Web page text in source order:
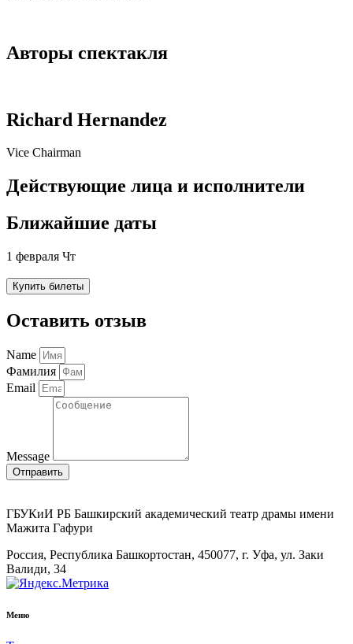
Авторы спектакля
Richard Hernandez
Vice Chairman
Действующие лица и исполнители
Ближайшие даты
1 февраля Чт
Купить билеты
Оставить отзыв
Name
Фамилия
Email
Message
Отправить
ГБУКиИ РБ Башкирский академический театр драмы имени
Мажита Гафури
Россия, Республика Башкортостан, 450077, г. Уфа, ул. Заки
Валиди, 34
Меню